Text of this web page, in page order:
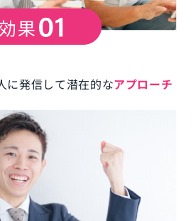
に発信して潜在的なアプローチ